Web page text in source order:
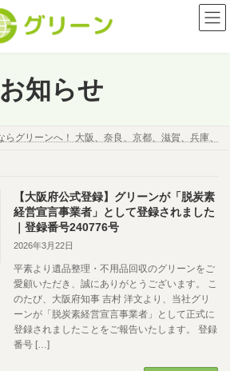
お知らせ
らグリーンへ！ 大阪、奈良、京都、滋賀、兵庫、
【大阪府公式登録】グリーンが「脱炭素
経営宣言事業者」として登録されました
｜登録番号240776号
2026年3月22日
平素より遺品整理・不用品回収のグリーンをご
愛顧いただき、誠にありがとうございます。 こ
のたび、大阪府知事 吉村 洋文より、当社グリ
ーンが「脱炭素経営宣言事業者」として正式に
登録されましたことをご報告いたします。 登録
番号 […]